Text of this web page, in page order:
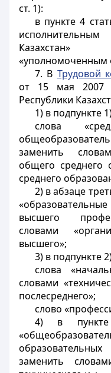
ст. 1):
в пункте 4
Казахстан»
«уполномоченным
7. В Трудовой
от 15 мая 2007
Республики
1) в подпункте
слова
заменить
общего среднего
среднего
2) в абзаце
высшего
словами
высшего»;
3) в подпункте
слова
словами
послесреднего»;
слово
4) в
заменить